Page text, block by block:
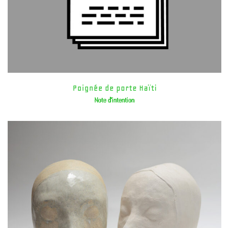
Poignée de porte Haïti
Note d'intention